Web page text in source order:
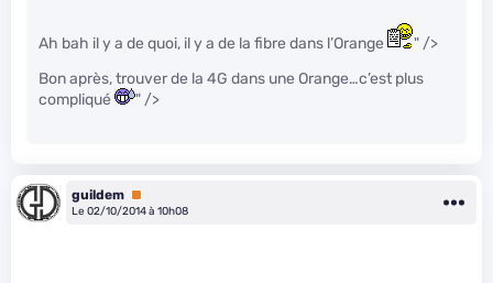
Ah bah il y a de quoi, il y a de la fibre dans l’Orange
" />
Bon après, trouver de la 4G dans une Orange…c’est plus
compliqué
" />
guildem Premium
Le 02/10/2014 à 10h08